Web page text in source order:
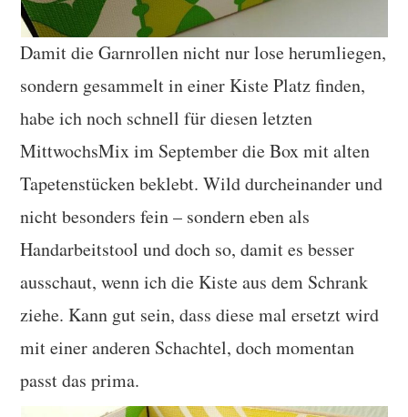
Damit die Garnrollen nicht nur lose herumliegen,
sondern gesammelt in einer Kiste Platz finden,
habe ich noch schnell für diesen letzten
MittwochsMix im September die Box mit alten
Tapetenstücken beklebt. Wild durcheinander und
nicht besonders fein – sondern eben als
Handarbeitstool und doch so, damit es besser
ausschaut, wenn ich die Kiste aus dem Schrank
ziehe. Kann gut sein, dass diese mal ersetzt wird
mit einer anderen Schachtel, doch momentan
passt das prima.